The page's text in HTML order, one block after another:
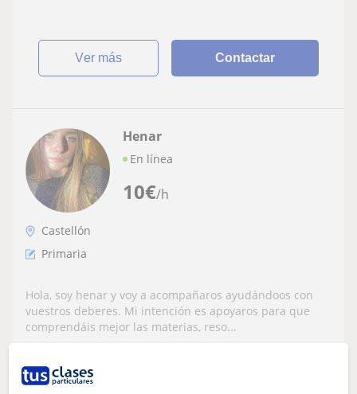
ver más Contactar
10€/h
Henar
En línea
Castellón
Primaria
Hola, soy henar y voy a acompañaros ayudándoos con
vuestros deberes. Mi intención es apoyaros para que
comprendáis mejor las materias, reso...